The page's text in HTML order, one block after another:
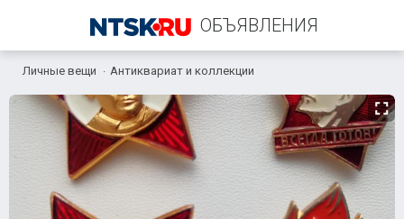
ОБЪЯВЛЕНИЯ
+7 (922) 873-12-01
Личные вещи Антиквариат и коллекции